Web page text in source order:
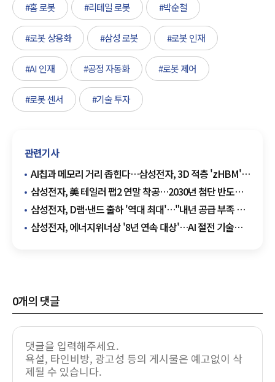
#홈 로봇 #리테일 로봇 #박순철
#로봇 상용화 #삼성 로봇 #로봇 인재
#AI 인재 #공정 자동화 #로봇 제어
#로봇 센서 #기술 투자
관련기사
AI칩과 메모리 거리 좁힌다…삼성전자, 3D 적층 'zHBM'
첫 공개
삼성전자, 美 테일러 팹2 연말 착공…2030년 첨단 반도체
양산 목표
삼성전자, D램·낸드 출하 '역대 최대'…"내년 공급 부족 더
커진다"
삼성전자, 에너지위너상 '8년 연속 대상'…AI 절전 기술
0개의 댓글